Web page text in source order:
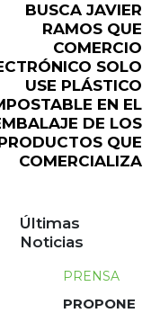
BUSCA JAVIER
RAMOS QUE
COMERCIO
SOLO
USE PLÁSTICO
EN EL
DE LOS
QUE
COMERCIALIZA
Últimas
Noticias
PRENSA
PROPONE